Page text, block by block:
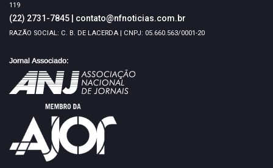
119
(22) 2731-7845 contato@nfnoticias.com.br
RAZÃO SOCIAL: C. B. DE LACERDA | CNPJ: 05.660.563/0001-20